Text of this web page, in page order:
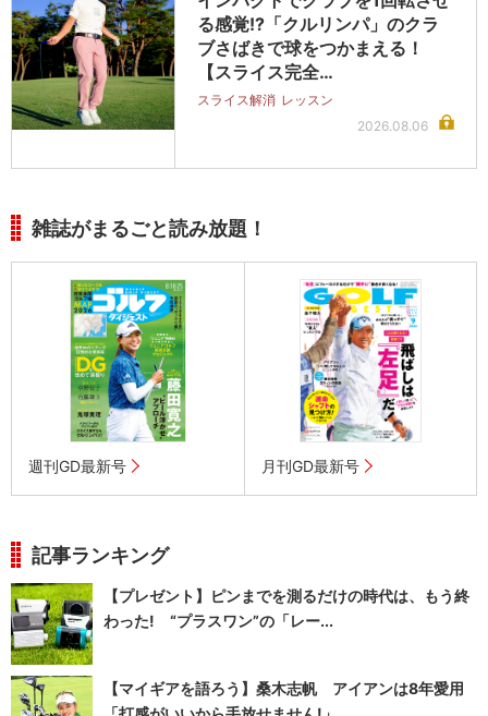
る感覚!?「クルリンパ」のクラ
ブさばきで球をつかまえる！
【スライス完全…
スライス解消 レッスン
2026.08.06
雑誌がまるごと読み放題！
週刊GD最新号 月刊GD最新号
記事ランキング
【プレゼント】ピンまでを測るだけの時代は、もう終
わった! “プラスワン”の「レー...
【マイギアを語ろう】桑木志帆 アイアンは8年愛用